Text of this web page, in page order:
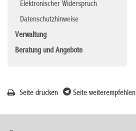
Elektronischer Widerspruch
Datenschutzhinweise
Verwaltung
Beratung und Angebote
Seite drucken Seite weiterempfehlen